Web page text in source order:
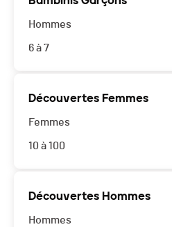
Hommes
6 à 7
Découvertes Femmes
Femmes
10 à 100
Découvertes Hommes
Hommes